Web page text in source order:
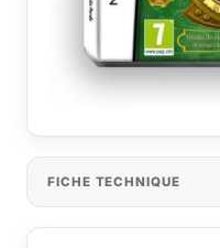
FICHE TECHNIQUE